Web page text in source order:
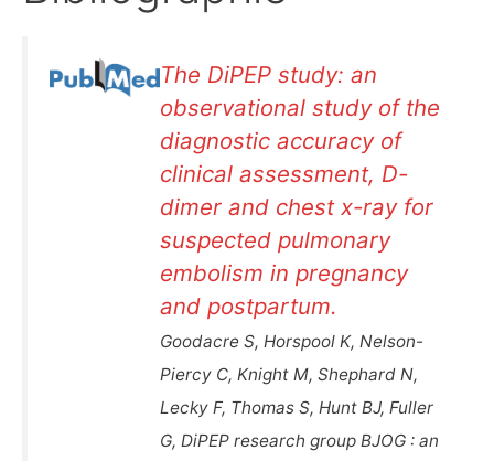
The DiPEP study: an
observational study of the
diagnostic accuracy of
clinical assessment, D-
dimer and chest x-ray for
suspected pulmonary
embolism in pregnancy
and postpartum.
Goodacre S, Horspool K, Nelson-
Piercy C, Knight M, Shephard N,
Lecky F, Thomas S, Hunt BJ, Fuller
G, DiPEP research group BJOG : an